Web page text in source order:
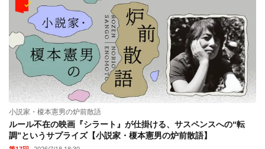
小説家・榎本憲男の炉前散語
ルール不在の映画『シラート』が仕掛ける、サスペンスへの“転
調”というサプライズ【小説家・榎本憲男の炉前散語】